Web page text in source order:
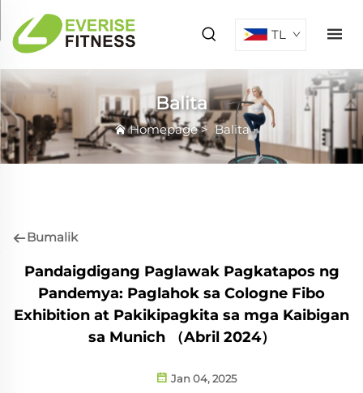
TL
Balita
Homepage>Balita
Bumalik
Pandaigdigang Paglawak Pagkatapos ng
Pandemya: Paglahok sa Cologne Fibo
Exhibition at Pakikipagkita sa mga Kaibigan
sa Munich （Abril 2024）
Jan 04, 2025